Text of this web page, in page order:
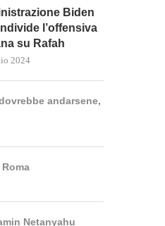
Biden
l’offensiva
su Rafah
2024
andarsene,
Netanyahu